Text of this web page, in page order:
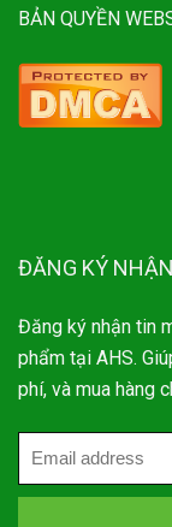
BẢN QUYỀN
ĐĂNG KÝ
Đăng ký nhận tin
phẩm tại AHS.
phí, và mua hàng